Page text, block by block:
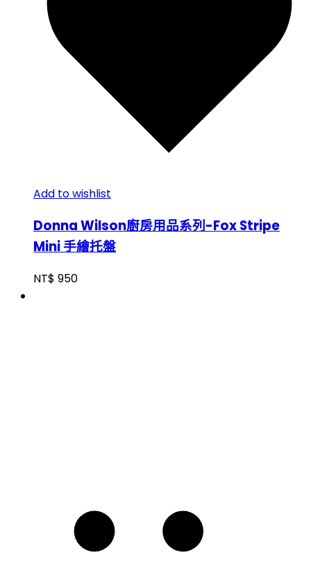
Add to wishlist
Donna Wilson廚房用品系列-Fox Stripe
Mini 手繪托盤
NT$ 950